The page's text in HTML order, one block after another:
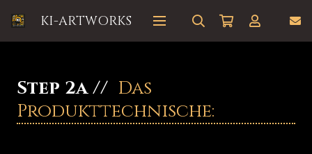
KI-ARTWORKS
Step 2a // Das
Produkttechnische: